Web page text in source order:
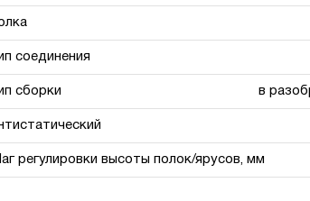
соединения
сборки в
регулировки высоты полок/ярусов, мм